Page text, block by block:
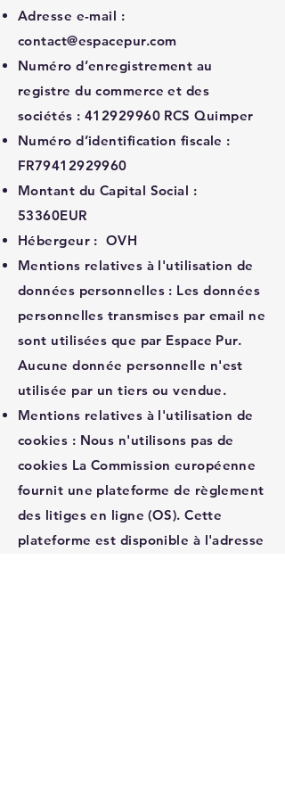
Adresse e-mail :
contact@espacepur.com
Numéro d’enregistrement au
registre du commerce et des
sociétés : 412929960 RCS Quimper
Numéro d’identification fiscale :
FR79412929960
Montant du Capital Social :
53360EUR
Hébergeur : OVH
Mentions relatives à l'utilisation de
données personnelles : Les données
personnelles transmises par email ne
sont utilisées que par Espace Pur.
Aucune donnée personnelle n'est
utilisée par un tiers ou vendue. ​​
Mentions relatives à l'utilisation de
cookies : Nous n'utilisons pas de
cookies La Commission européenne
fournit une plateforme de règlement
des litiges en ligne (OS). Cette
plateforme est disponible à l'adresse